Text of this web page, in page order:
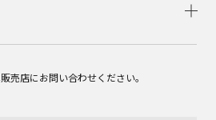
売店にお問い合わせください。